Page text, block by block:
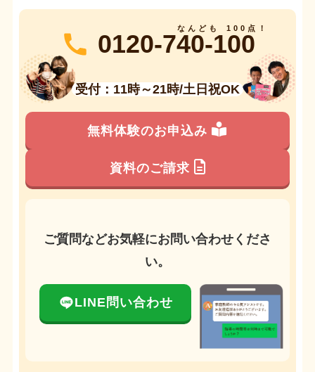
0120-740-100
受付：11時～21時/土日祝OK
無料体験のお申込み
資料のご請求
ご質問などお気軽にお問い合わせくださ
い。
LINE問い合わせ